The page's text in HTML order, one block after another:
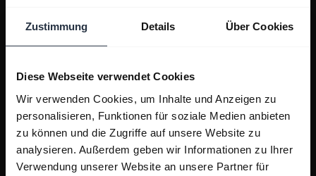
Zustimmung Details Über Cookies
Diese Webseite verwendet Cookies
Wir verwenden Cookies, um Inhalte und Anzeigen zu
personalisieren, Funktionen für soziale Medien anbieten
zu können und die Zugriffe auf unsere Website zu
analysieren. Außerdem geben wir Informationen zu Ihrer
Verwendung unserer Website an unsere Partner für